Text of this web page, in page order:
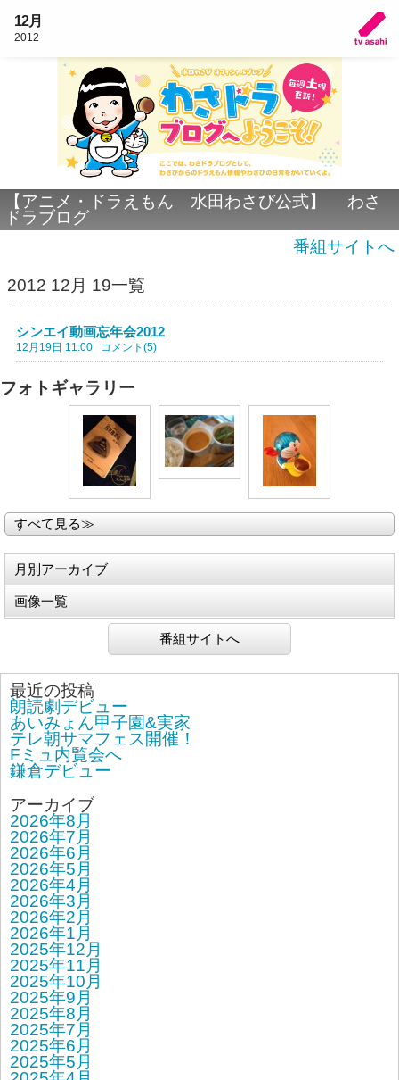
12月
2012
【アニメ・ドラえもん 水田わさび公式】 わさ
ドラブログ
番組サイトへ
2012 12月 19一覧
シンエイ動画忘年会2012
12月19日 11:00 コメント(5)
フォトギャラリー
すべて見る≫
月別アーカイブ
画像一覧
番組サイトへ
最近の投稿
朗読劇デビュー
あいみょん甲子園&実家
テレ朝サマフェス開催！
Fミュ内覧会へ
鎌倉デビュー
アーカイブ
2026年8月
2026年7月
2026年6月
2026年5月
2026年4月
2026年3月
2026年2月
2026年1月
2025年12月
2025年11月
2025年10月
2025年9月
2025年8月
2025年7月
2025年6月
2025年5月